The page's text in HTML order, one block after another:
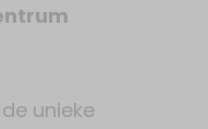
unieke